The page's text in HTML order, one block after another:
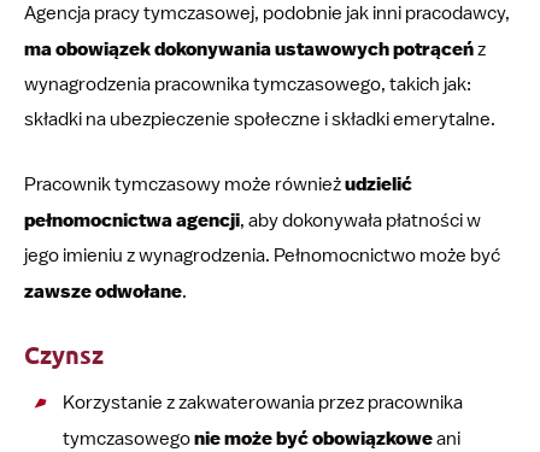
Agencja pracy tymczasowej, podobnie jak inni pracodawcy,
ma obowiązek dokonywania ustawowych potrąceńz
wynagrodzenia pracownika tymczasowego, takich jak:
składki na ubezpieczenie społeczne i składki emerytalne.
Pracownik tymczasowy może równieżudzielić
pełnomocnictwa agencji, aby dokonywała płatności w
jego imieniu z wynagrodzenia. Pełnomocnictwo może być
zawsze odwołane.
Czynsz
Korzystanie z zakwaterowania przez pracownika
tymczasowegonie może być obowiązkoweani